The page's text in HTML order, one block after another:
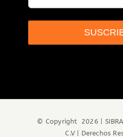
© Copyright 2026 |
C.V | Derechos